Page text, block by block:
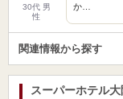
30代 男
性
か…
関連情報から探す
スーパーホテル